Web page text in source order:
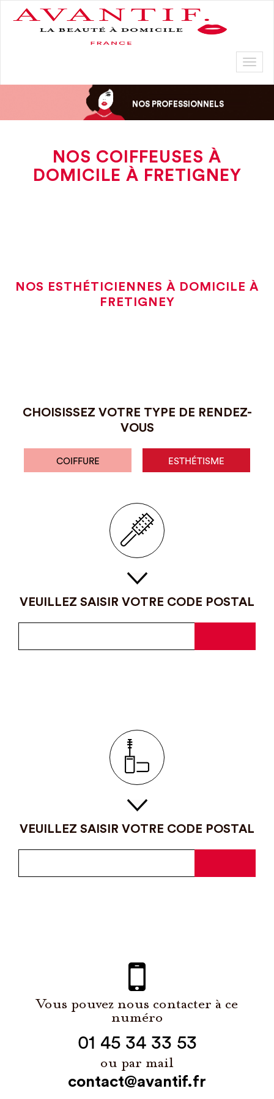
NOS PROFESSIONNELS
NOS COIFFEUSES À
DOMICILE À FRETIGNEY
NOS ESTHÉTICIENNES À DOMICILE À
FRETIGNEY
CHOISISSEZ VOTRE TYPE DE RENDEZ-
VOUS
COIFFURE ESTHÉTISME
VEUILLEZ SAISIR VOTRE CODE POSTAL
VEUILLEZ SAISIR VOTRE CODE POSTAL
Vous pouvez nous contacter à ce
numéro
01 45 34 33 53
ou par mail
contact@avantif.fr